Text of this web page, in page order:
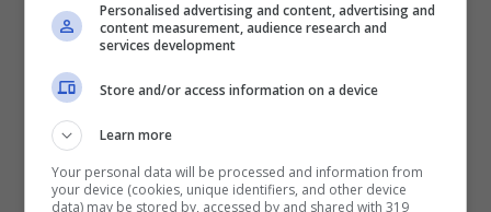
ai primi anni del 1600 in Germania.Come
adorava questa festività e faceva sempre
decorare tutta la sua casa a festa. Nel 1611
però si accorse cheun angolo della sua
Personalised advertising and content, advertising and
content measurement, audience research and
services development
Store and/or access information on a device
Learn more
Your personal data will be processed and information from
your device (cookies, unique identifiers, and other device
data) may be stored by, accessed by and shared with 319